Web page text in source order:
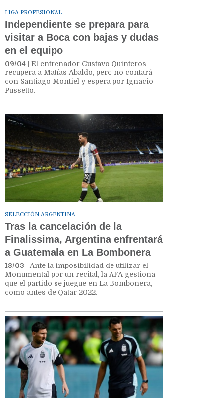
LIGA PROFESIONAL
Independiente se prepara para
visitar a Boca con bajas y dudas
en el equipo
09/04 | El entrenador Gustavo Quinteros
recupera a Matías Abaldo, pero no contará
con Santiago Montiel y espera por Ignacio
Pussetto.
SELECCIÓN ARGENTINA
Tras la cancelación de la
Finalissima, Argentina enfrentará
a Guatemala en La Bombonera
18/03 | Ante la imposibilidad de utilizar el
Monumental por un recital, la AFA gestiona
que el partido se juegue en La Bombonera,
como antes de Qatar 2022.